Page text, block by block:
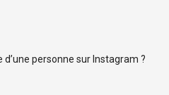
personne sur Instagram ?